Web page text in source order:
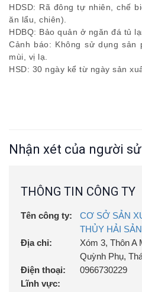
HDSD: Rã đông tự nhiên, chế
ăn lẩu, chiên).
HDBQ: Bảo quản ở ngăn đá tủ
Cảnh báo: Không sử dụng sản
mùi, vị lạ.
HSD: 30 ngày kể từ ngày sản
Nhận xét của người
THÔNG TIN CÔNG TY
Tên công ty:
CƠ SỞ SẢN
THỦY HẢI
Địa chỉ:
Xóm 3, Thôn A
Quỳnh Phụ,
Điện thoại:
0966730229
Lĩnh vực: